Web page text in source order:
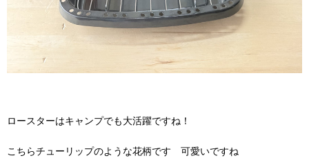
ロースターはキャンプでも大活躍ですね！
こちらチューリップのような花柄です 可愛いですね